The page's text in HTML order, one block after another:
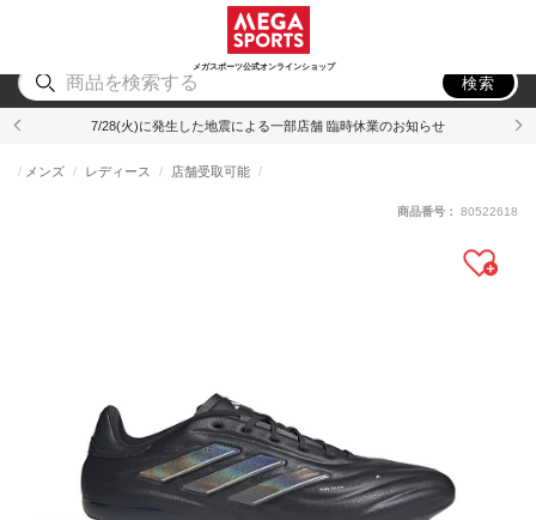
メガスポーツ公式オンラインショップ
アウトドア
検索
7/28(火)に発生した地震による一部店舗 臨時休業のお知らせ
メンズ レディース 店舗受取可能
商品番号： 80522618